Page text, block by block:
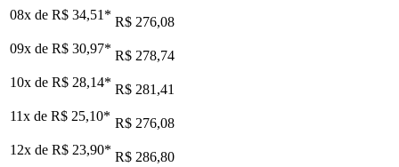
08x de R$ 34,51 * R$ 276,08
09x de R$ 30,97* R$ 278,74
10x de R$ 28,14* R$ 281,41
11x de R$ 25,10* R$ 276,08
12x de R$ 23,90* R$ 286,80